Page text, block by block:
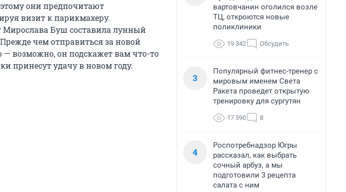
они предпочитают
визит к парикмахеру.
Мирослава Буш составила лунный
чем отправиться за новой
— возможно, он подскажет вам что-то
принесут удачу в новом году.
вартовчанин оголился возле
ТЦ, откроются новые
поликлиники
19 342 Обсудить
3
Популярный фитнес-тренер с
мировым именем Света
Ракета проведет открытую
тренировку для сургутян
17 590 8
4
Роспотребнадзор Югры
рассказал, как выбрать
сочный арбуз, а мы
подготовили 3 рецепта
салата с ним